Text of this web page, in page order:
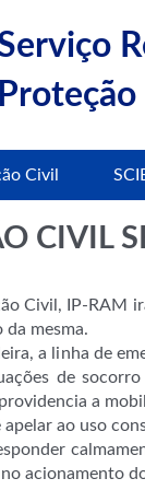
Civil
CIVIL
Civil, IP-RAM
mesma.
a linha de
de
a
ao uso
acionamento